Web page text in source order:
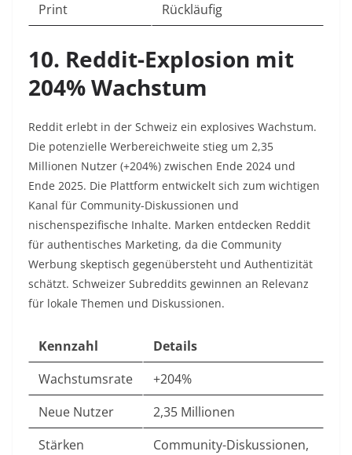
Print
Rückläufig
10. Reddit-Explosion mit
204% Wachstum
Reddit erlebt in der Schweiz ein explosives Wachstum.
Die potenzielle Werbereichweite stieg um 2,35
Millionen Nutzer (+204%) zwischen Ende 2024 und
Ende 2025. Die Plattform entwickelt sich zum wichtigen
Kanal für Community-Diskussionen und
nischenspezifische Inhalte. Marken entdecken Reddit
für authentisches Marketing, da die Community
Werbung skeptisch gegenübersteht und Authentizität
schätzt. Schweizer Subreddits gewinnen an Relevanz
für lokale Themen und Diskussionen.​
Kennzahl
Details
Wachstumsrate
+204% ​
Neue Nutzer
2,35 Millionen ​
Stärken
Community-Diskussionen,